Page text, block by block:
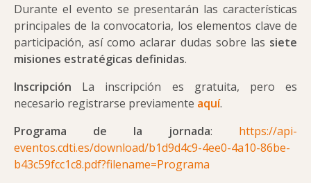
Durante el evento se presentarán las características
principales de la convocatoria, los elementos clave de
participación, así como aclarar dudas sobre las siete
misiones estratégicas definidas.
Inscripción La inscripción es gratuita, pero es
necesario registrarse previamente aquí.
Programa de la jornada: https://api-
eventos.cdti.es/download/b1d9d4c9-4ee0-4a10-86be-
b43c59fcc1c8.pdf?filename=Programa